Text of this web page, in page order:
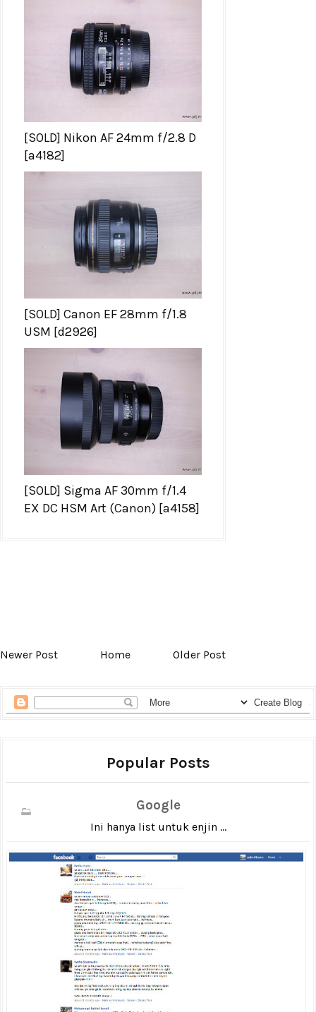
[SOLD] Nikon AF 24mm f/2.8 D
[a4182]
[SOLD] Canon EF 28mm f/1.8
USM [d2926]
[SOLD] Sigma AF 30mm f/1.4
EX DC HSM Art (Canon) [a4158]
Newer Post Home Older Post
Popular Posts
Google
Ini hanya list untuk enjin ...